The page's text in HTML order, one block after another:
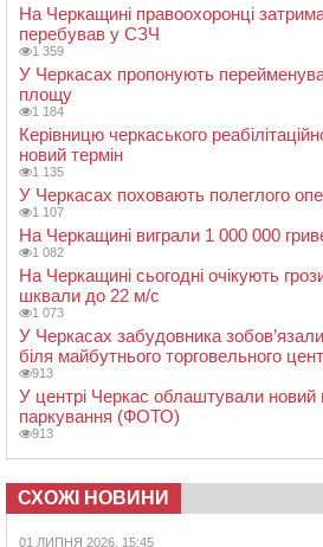
На Черкащині правоохоронці
перебував у СЗЧ
1 359
У Черкасах пропонують
площу
1 184
Керівницю черкаського
новий термін
1 135
У Черкасах поховають полеглого
1 107
На Черкащині виграли 1 000 000
1 082
На Черкащині сьогодні очікують
шквали до 22 м/с
1 073
У Черкасах забудовника
біля майбутнього торговельного
913
У центрі Черкас облаштували
паркування (ФОТО)
913
СХОЖІ НОВИНИ
01 ЛИПНЯ 2026, 15:45